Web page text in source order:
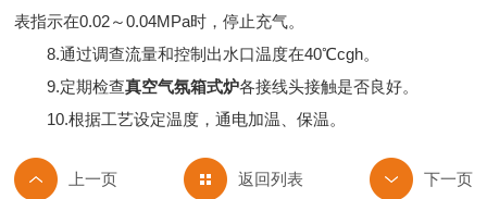
表指示在0.02～0.04MPa时，停止充气。
8.通过调查流量和控制出水口温度在40℃cgh。
9.定期检查真空气氛箱式炉各接线头接触是否良好。
10.根据工艺设定温度，通电加温、保温。
返回列表